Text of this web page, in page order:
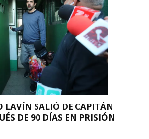
LAVÍN SALIÓ DE CAPITÁN
DE 90 DÍAS EN PRISIÓN